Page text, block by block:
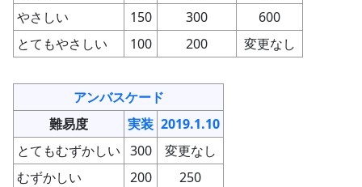
やさしい
150 300
600
とてもやさしい
100 200 変更なし
アンバスケード
難易度
実装 2019.1.10
とてもむずかしい 300
変更なし
むずかしい
200
250